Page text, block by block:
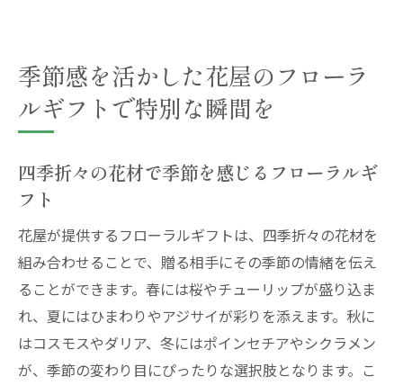
季節感を活かした花屋のフローラ
ルギフトで特別な瞬間を
四季折々の花材で季節を感じるフローラルギ
フト
花屋が提供するフローラルギフトは、四季折々の花材を
組み合わせることで、贈る相手にその季節の情緒を伝え
ることができます。春には桜やチューリップが盛り込ま
れ、夏にはひまわりやアジサイが彩りを添えます。秋に
はコスモスやダリア、冬にはポインセチアやシクラメン
が、季節の変わり目にぴったりな選択肢となります。こ